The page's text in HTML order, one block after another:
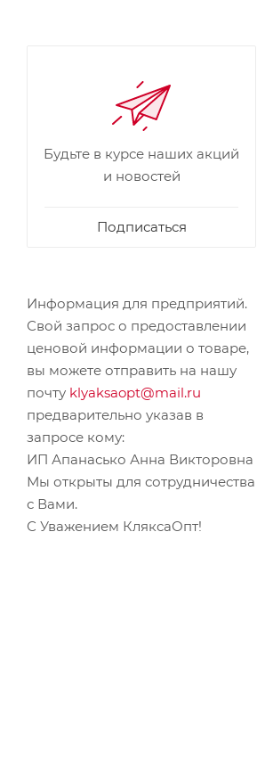
Будьте в курсе наших акций
и новостей
Подписаться
Информация для предприятий.
Свой запрос о предоставлении
ценовой информации о товаре,
вы можете отправить на нашу
почту klyaksaopt@mail.ru
предварительно указав в
запросе кому:
ИП Апанасько Анна Викторовна
Мы открыты для сотрудничества
с Вами.
С Уважением КляксаОпт!